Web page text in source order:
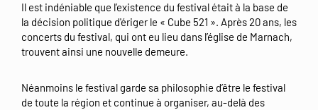
Il est indéniable que l’existence du festival était à la base de
la décision politique d'ériger le « Cube 521 ». Après 20 ans, les
concerts du festival, qui ont eu lieu dans l’église de Marnach,
trouvent ainsi une nouvelle demeure.
Néanmoins le festival garde sa philosophie d’être le festival
de toute la région et continue à organiser, au-delà des